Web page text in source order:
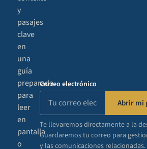
y
pasajes
clave
en
una
guía
preparada
para
leer
en
pantalla
o
Correo electrónico
Abrir mi
Te llevaremos directamente a la
Guardaremos tu correo para
y las comunicaciones